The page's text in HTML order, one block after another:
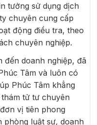
tưởng sử dụng dịch
chuyên cung cấp
động điều tra, theo
chuyên nghiệp.
đến doanh nghiệp, đã
Tâm và luôn có
Phúc Tâm khẳng
tử tư chuyên
vị tiên phong
phòng luật sư, doanh